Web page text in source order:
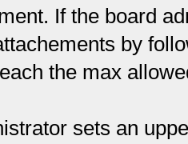
If the board
by
the max
sets an